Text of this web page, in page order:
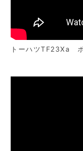
トーハツTF23Xa